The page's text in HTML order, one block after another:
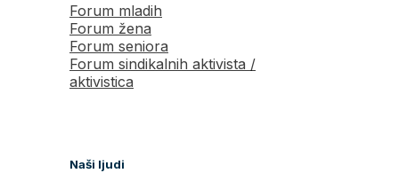
Forum mladih
Forum žena
Forum seniora
Forum sindikalnih aktivista /
aktivistica
Naši ljudi